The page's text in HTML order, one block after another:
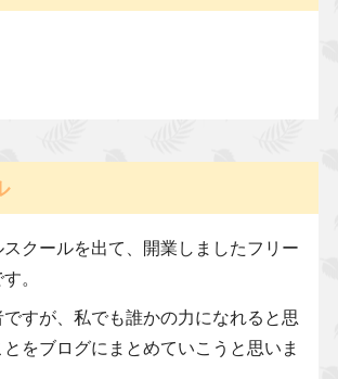
クールを出て、開業しましたフリー
。
ですが、私でも誰かの力になれると思
をブログにまとめていこうと思いま